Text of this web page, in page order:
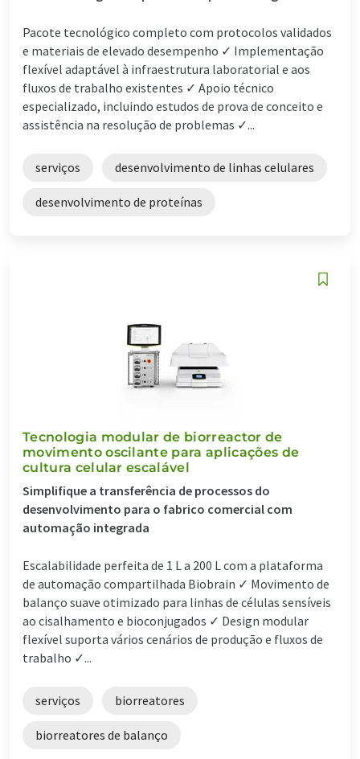
Pacote tecnológico completo com protocolos validados
e materiais de elevado desempenho ✓ Implementação
flexível adaptável à infraestrutura laboratorial e aos
fluxos de trabalho existentes ✓ Apoio técnico
especializado, incluindo estudos de prova de conceito e
assistência na resolução de problemas ✓...
serviços desenvolvimento de linhas celulares
desenvolvimento de proteínas
Tecnologia modular de biorreactor de
movimento oscilante para aplicações de
cultura celular escalável
Simplifique a transferência de processos do
desenvolvimento para o fabrico comercial com
automação integrada
Escalabilidade perfeita de 1 L a 200 L com a plataforma
de automação compartilhada Biobrain ✓ Movimento de
balanço suave otimizado para linhas de células sensíveis
ao cisalhamento e bioconjugados ✓ Design modular
flexível suporta vários cenários de produção e fluxos de
trabalho ✓...
serviços biorreatores
biorreatores de balanço